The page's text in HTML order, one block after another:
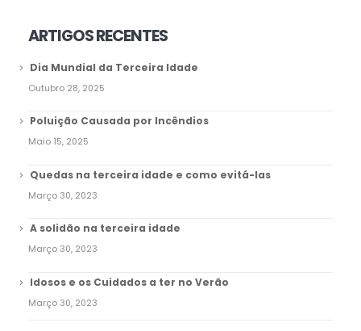
ARTIGOS RECENTES
Dia Mundial da Terceira Idade
Outubro 28, 2025
Poluição Causada por Incêndios
Maio 15, 2025
Quedas na terceira idade e como evitá-las
Março 30, 2023
A solidão na terceira idade
Março 30, 2023
Idosos e os Cuidados a ter no Verão
Março 30, 2023